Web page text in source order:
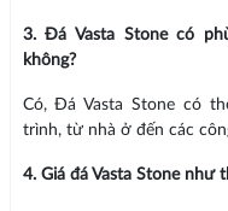
3. Đá Vasta Stone có
không?
Có, Đá Vasta Stone có
trình, từ nhà ở đến các
4. Giá đá Vasta Stone như